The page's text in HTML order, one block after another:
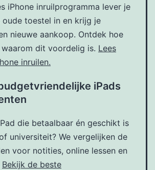
iPhone inruilprogramma lever je
oude toestel in en krijg je
nieuwe aankoop. Ontdek hoe
dit voordelig is. Lees
inruilen.
iPads
die betaalbaar én geschikt is
universiteit? We vergelijken de
voor notities, online lessen en
Bekijk de beste